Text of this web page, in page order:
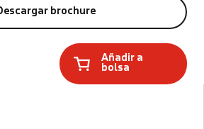
brochure
Añadir a
bolsa